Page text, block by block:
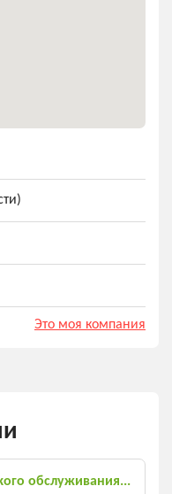
Это моя компания
обслуживания...